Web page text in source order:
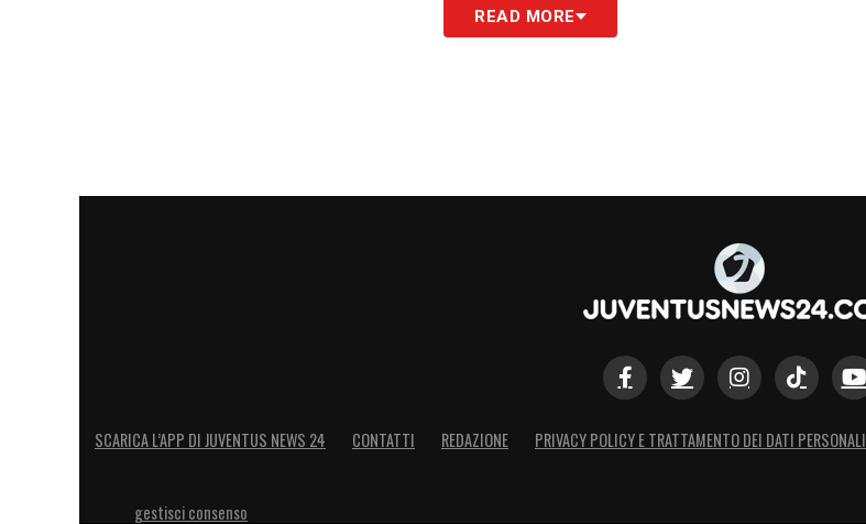
READ MORE
SCARICA L’APP DI JUVENTUS NEWS 24 CONTATTI REDAZIONE PRIVACY POLICY E TRATTAMENTO DEI DATI PERSONALI
gestisci consenso